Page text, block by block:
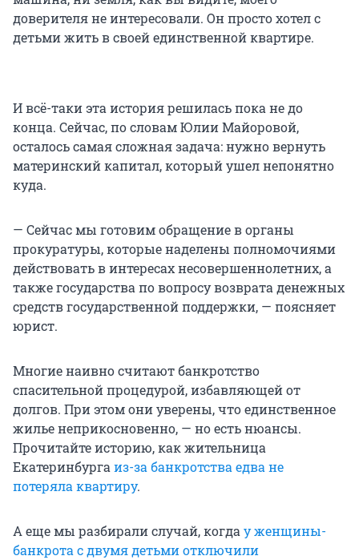
доверителя не интересовали. Он просто хотел с
детьми жить в своей единственной квартире.
И всё-таки эта история решилась пока не до
конца. Сейчас, по словам Юлии Майоровой,
осталось самая сложная задача: нужно вернуть
материнский капитал, который ушел непонятно
куда.
— Сейчас мы готовим обращение в органы
прокуратуры, которые наделены полномочиями
действовать в интересах несовершеннолетних, а
также государства по вопросу возврата денежных
средств государственной поддержки, — поясняет
юрист.
Многие наивно считают банкротство
спасительной процедурой, избавляющей от
долгов. При этом они уверены, что единственное
жилье неприкосновенно, — но есть нюансы.
Прочитайте историю, как жительница
Екатеринбургаиз-за банкротства едва не
потеряла квартиру.
А еще мы разбирали случай, когдау женщины-
банкрота с двумя детьми отключили